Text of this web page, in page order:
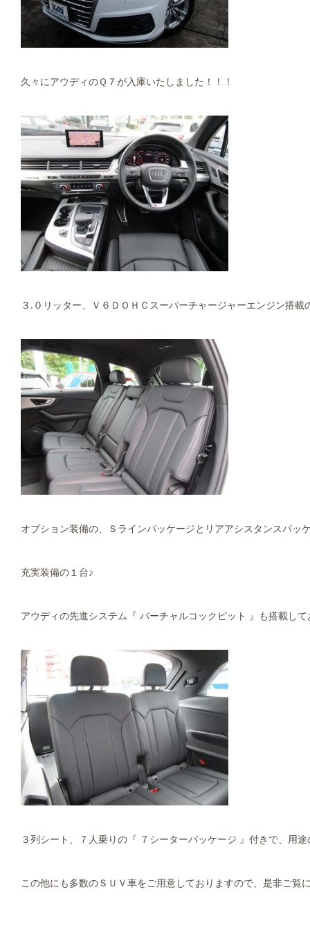
久々にアウディのＱ７が入庫いたしました！！！
３.０リッター、Ｖ６ＤＯＨＣスーパーチャージャーエンジン搭載
オプション装備の、Ｓラインパッケージとリアアシスタンスパッ
充実装備の１台♪
アウディの先進システム『 バーチャルコックピット 』も搭載し
３列シート、７人乗りの『 ７シーターパッケージ 』付きで、用
この他にも多数のＳＵＶ車をご用意しておりますので、是非ご覧